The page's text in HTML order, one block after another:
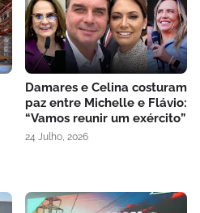
Damares e Celina costuram
paz entre Michelle e Flávio:
“Vamos reunir um exército”
24 Julho, 2026